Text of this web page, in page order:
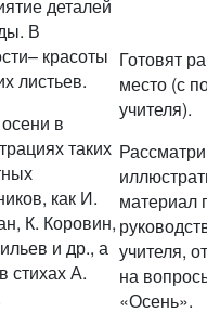
деталей
В
красоты
листьев.
в
таких
как И.
К. Коровин,
и др., а
стихах А.
Готовят
место (с
учителя).
материал
учителя,
на
«Осень».